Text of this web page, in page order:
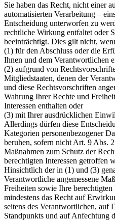
Sie haben das Recht, nicht einer
automatisierten Verarbeitung –
Entscheidung unterworfen zu
rechtliche Wirkung entfaltet oder
beeinträchtigt. Dies gilt nicht,
(1) für den Abschluss oder die
Ihnen und dem Verantwortlichen
(2) aufgrund von
Mitgliedstaaten, denen der
und diese Rechtsvorschriften
Wahrung Ihrer Rechte und
Interessen enthalten oder
(3) mit Ihrer ausdrücklichen
Allerdings dürfen diese
Kategorien personenbezogener
beruhen, sofern nicht Art. 9 Abs.
Maßnahmen zum Schutz der
berechtigten Interessen getroffen
Hinsichtlich der in (1) und (3)
Verantwortliche angemessene
Freiheiten sowie Ihre
mindestens das Recht auf
seitens des Verantwortlichen, auf
Standpunkts und auf Anfechtung